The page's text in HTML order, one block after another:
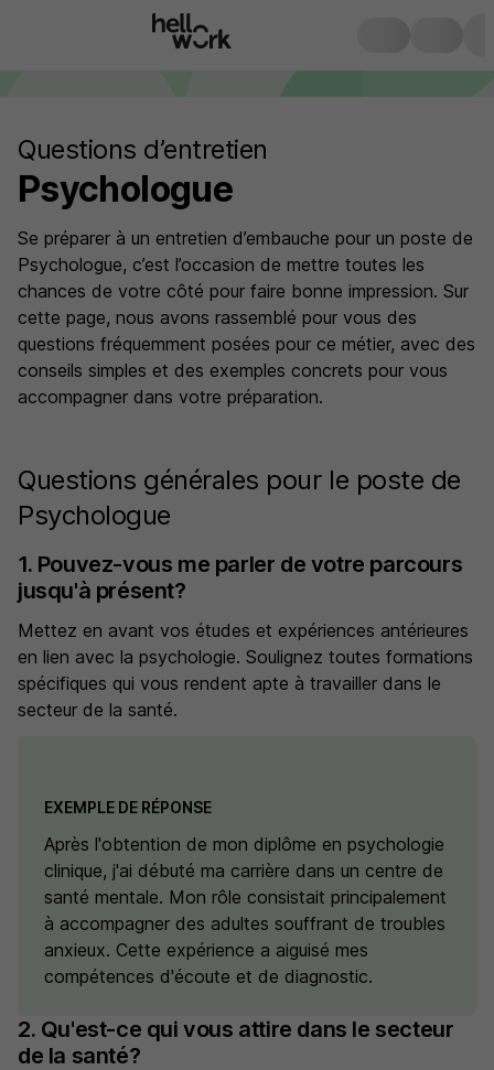
Questions d’entretien
Psychologue
Se préparer à un entretien d’embauche pour un poste de
Psychologue, c’est l’occasion de mettre toutes les
chances de votre côté pour faire bonne impression. Sur
cette page, nous avons rassemblé pour vous des
questions fréquemment posées pour ce métier, avec des
conseils simples et des exemples concrets pour vous
accompagner dans votre préparation.
Questions générales pour le poste de
Psychologue
1. Pouvez-vous me parler de votre parcours
jusqu'à présent?
Mettez en avant vos études et expériences antérieures
en lien avec la psychologie. Soulignez toutes formations
spécifiques qui vous rendent apte à travailler dans le
secteur de la santé.
EXEMPLE DE RÉPONSE
Après l'obtention de mon diplôme en psychologie
clinique, j'ai débuté ma carrière dans un centre de
santé mentale. Mon rôle consistait principalement
à accompagner des adultes souffrant de troubles
anxieux. Cette expérience a aiguisé mes
compétences d'écoute et de diagnostic.
2. Qu'est-ce qui vous attire dans le secteur
de la santé?